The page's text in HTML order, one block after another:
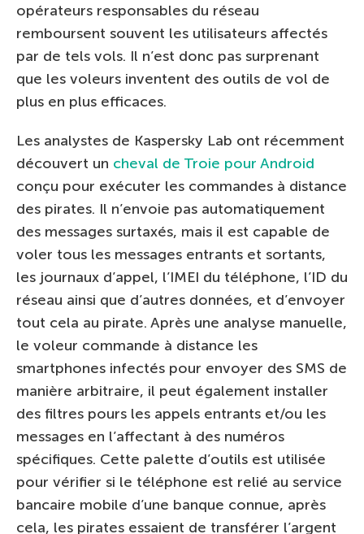
opérateurs responsables du réseau
remboursent souvent les utilisateurs affectés
par de tels vols. Il n’est donc pas surprenant
que les voleurs inventent des outils de vol de
plus en plus efficaces.
Les analystes de Kaspersky Lab ont récemment
découvert un cheval de Troie pour Android
conçu pour exécuter les commandes à distance
des pirates. Il n’envoie pas automatiquement
des messages surtaxés, mais il est capable de
voler tous les messages entrants et sortants,
les journaux d’appel, l’IMEI du téléphone, l’ID du
réseau ainsi que d’autres données, et d’envoyer
tout cela au pirate. Après une analyse manuelle,
le voleur commande à distance les
smartphones infectés pour envoyer des SMS de
manière arbitraire, il peut également installer
des filtres pours les appels entrants et/ou les
messages en l’affectant à des numéros
spécifiques. Cette palette d’outils est utilisée
pour vérifier si le téléphone est relié au service
bancaire mobile d’une banque connue, après
cela, les pirates essaient de transférer l’argent